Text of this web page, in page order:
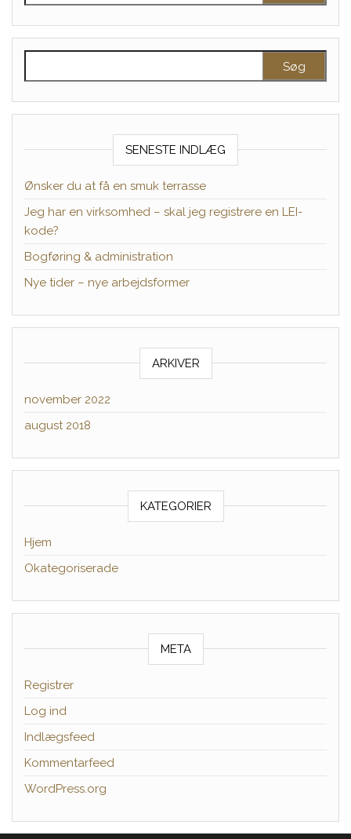
SENESTE INDLÆG
Ønsker du at få en smuk terrasse
Jeg har en virksomhed – skal jeg registrere en LEI-
kode?
Bogføring & administration
Nye tider – nye arbejdsformer
ARKIVER
november 2022
august 2018
KATEGORIER
Hjem
Okategoriserade
META
Registrer
Log ind
Indlægsfeed
Kommentarfeed
WordPress.org